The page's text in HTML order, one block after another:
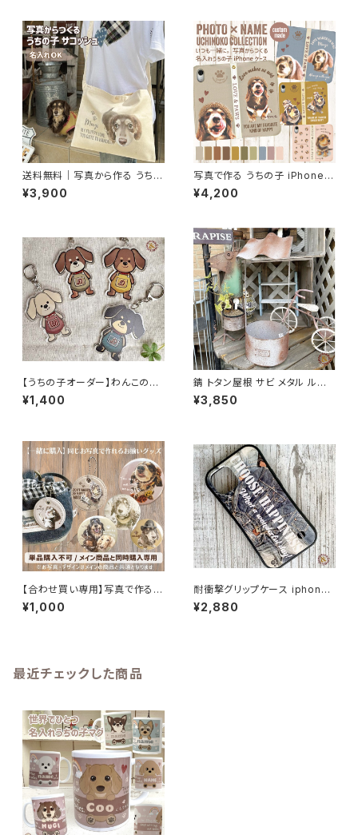
送料無料｜写真から作る うちの
子キャンバスサコッシュ｜名入れ
無料・ナチュラル素材
¥3,900
写真で作る うちの子 iPhone手
帳型ケース 名入れ対応 写真入
り スマホケース 犬 猫 ペット オ
こいい デザイン
¥4,200
【うちの子オーダー】わんこのキ
ーホルダー DOG ロンパースわ
んこ ダックスフント / バッグチャ
¥1,400
錆 トタン屋根 サビ メタル ルー
フプランター A azi-azi
¥3,850
【合わせ買い専用】写真で作る
うちの子お揃いグッズ｜バッジ・
PUレザーキーホルダー
¥1,000
耐衝撃グリップケース iphone
ユーズドデニムプリント スマホ
ケース
¥2,880
最近チェックした商品